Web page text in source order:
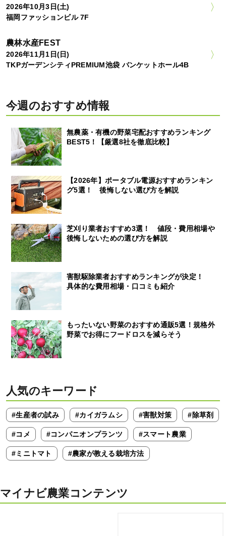
2026年10月3日(土)
福岡ファッションビル 7F
農林水産FEST
2026年11月1日(日)
TKPガーデンシティPREMIUM池袋 バンケットホール4B
今週のおすすめ情報
無農薬・有機の野菜宅配おすすめランキング
BEST5！【厳選8社を徹底比較】
【2026年】ポータブル電源おすすめランキン
グ5選！ 後悔しない選び方を解説
芝刈り業者おすすめ3選！ 値段・費用相場や
後悔しないための選び方を解説
害獣駆除業者おすすめランキングが決定！
具体的な費用相場・口コミも紹介
もったいない野菜のおすすめ通販5選！規格外
野菜でお得にフードロスを減らそう
人気のキーワード
#生産者の試み #カイガラムシ #害獣対策 #除草剤
#コメ #コンパニオンプランツ #スマート農業
#ミニトマト #農家が教える栽培方法
マイナビ農業コンテンツ